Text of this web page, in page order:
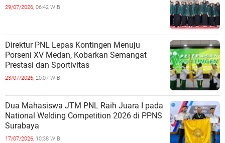
29/07/2026, 06:42 WIB
Direktur PNL Lepas Kontingen Menuju
Porseni XV Medan, Kobarkan Semangat
Prestasi dan Sportivitas
23/07/2026, 20:07 WIB
Dua Mahasiswa JTM PNL Raih Juara I pada
National Welding Competition 2026 di PPNS
Surabaya
17/07/2026, 10:38 WIB